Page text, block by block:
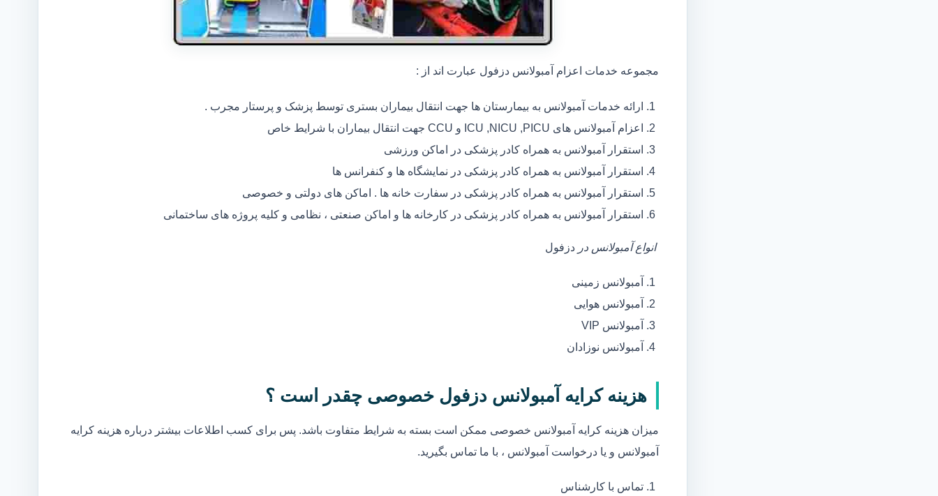
مجموعه خدمات اعزام آمبولانس دزفول عبارت اند از :
ارائه خدمات آمبولانس به بیمارستان ها جهت انتقال بیماران بستری توسط پزشک و پرستار مجرب .
اعزام آمبولانس های ICU ,NICU ,PICU و CCU جهت انتقال بیماران با شرایط خاص
استقرار آمبولانس به همراه کادر پزشکی در اماکن ورزشی
استقرار آمبولانس به همراه کادر پزشکی در نمایشگاه ها و کنفرانس ها
استقرار آمبولانس به همراه کادر پزشکی در سفارت خانه ها . اماکن های دولتی و خصوصی
استقرار آمبولانس به همراه کادر پزشکی در کارخانه ها و اماکن صنعتی ، نظامی و کلیه پروژه های ساختمانی
انواع آمبولانس در دزفول
آمبولانس زمینی
آمبولانس هوایی
آمبولانس VIP
آمبولانس نوزادان
هزینه کرایه آمبولانس دزفول خصوصی چقدر است ؟
میزان هزینه کرایه آمبولانس خصوصی ممکن است بسته به شرایط متفاوت باشد. پس برای کسب اطلاعات بیشتر درباره هزینه کرایه
آمبولانس و یا درخواست آمبولانس ، با ما تماس بگیرید.
تماس با کارشناس